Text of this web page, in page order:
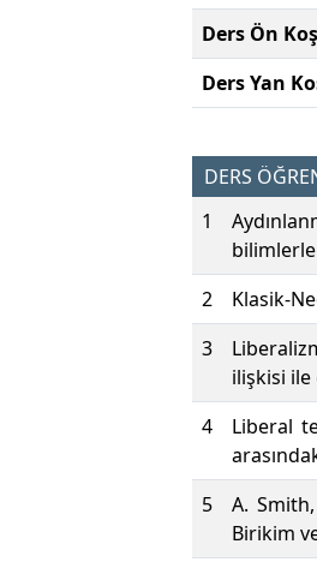
Ders Ön
Ders Yan
DERS
1
bilimlerle
2
Klasik-
3
ilişkisi ile
4
Liberal
5
A.
Birikim